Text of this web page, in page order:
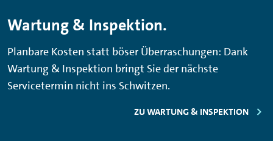
Wartung & Inspektion.
Planbare Kosten statt böser Überraschungen: Dank
Wartung & Inspektion bringt Sie der nächste
Servicetermin nicht ins Schwitzen.
ZU WARTUNG & INSPEKTION